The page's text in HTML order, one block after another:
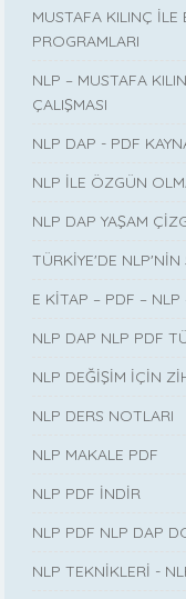
MUSTAFA KILINÇ İLE
PROGRAMLARI
NLP – MUSTAFA
ÇALIŞMASI
NLP DAP - PDF
NLP İLE ÖZGÜN
NLP DAP YAŞAM
TÜRKİYE'DE NLP'NİN
E KİTAP – PDF – NLP
NLP DAP NLP PDF
NLP DEĞİŞİM İÇİN
NLP DERS NOTLARI
NLP MAKALE PDF
NLP PDF İNDİR
NLP PDF NLP DAP
NLP TEKNİKLERİ -